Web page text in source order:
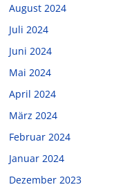
August 2024
Juli 2024
Juni 2024
Mai 2024
April 2024
März 2024
Februar 2024
Januar 2024
Dezember 2023